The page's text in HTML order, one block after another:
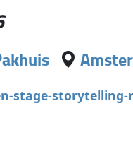
stage-storytelling-